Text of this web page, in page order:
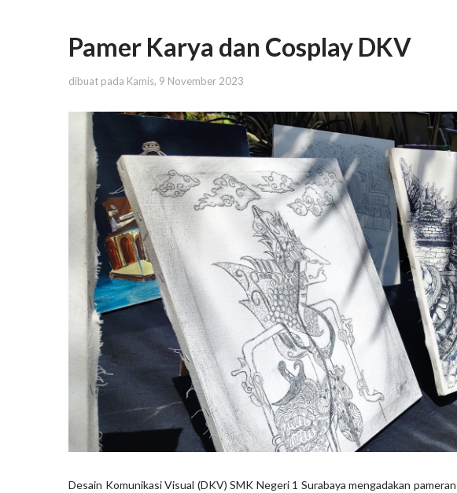
Pamer Karya dan Cosplay DKV
dibuat pada Kamis, 9 November 2023
Desain Komunikasi Visual (DKV) SMK Negeri 1 Surabaya mengadakan